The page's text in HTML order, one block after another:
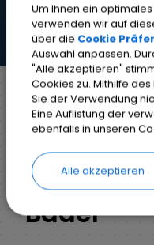
Markt Weisendorf
Bäder
Bäder
Um Ihnen ein
verwenden wir auf
über die Cookie
Auswahl anpassen.
"Alle akzeptieren"
Cookies zu. Mithilfe
Sie der Verwendung
Eine Auflistung der
ebenfalls in unseren
Alle akzeptieren